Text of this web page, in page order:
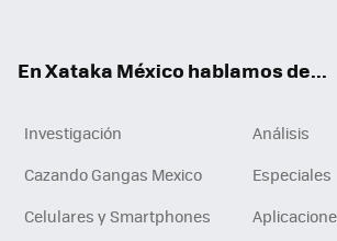
En Xataka México hablamos de...
Investigación
Análisis
Cazando Gangas Mexico
Especiales
Celulares y Smartphones